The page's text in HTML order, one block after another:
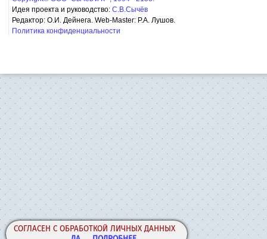
СОГЛАСЕН С ОБРАБОТКОЙ ЛИЧНЫХ ДАННЫХ
Идея проекта и руководство: С.В.Сычёв
Редактор: О.И. Дейнега. Web-Master: Р.А. Лушов.
Политика конфиденциальности